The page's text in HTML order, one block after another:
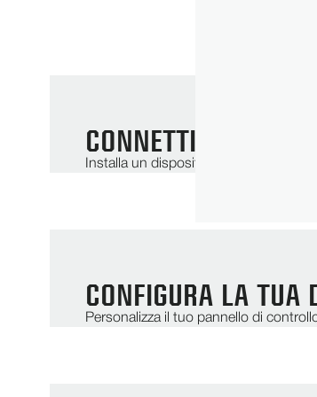
CONNETTI IL TUO
Installa un dispositivo ReinCloud
CONFIGURA LA TUA
Personalizza il tuo pannello di